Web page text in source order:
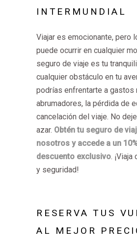
INTERMUNDIAL
Viajar es emocionante, pero
puede ocurrir en cualquier
seguro de viaje es tu
cualquier obstáculo en tu
podrías enfrentarte a gastos
abrumadores, la pérdida de
cancelación del viaje. No
azar. Obtén tu seguro de
nosotros y accede a un
descuento exclusivo.
y seguridad!
RESERVA TUS
AL MEJOR